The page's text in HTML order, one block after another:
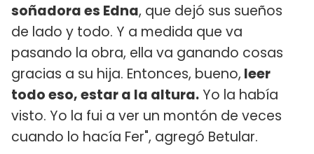
soñadora es Edna, que dejó sus sueños
de lado y todo. Y a medida que va
pasando la obra, ella va ganando cosas
gracias a su hija. Entonces, bueno, leer
todo eso, estar a la altura.Yo la había
visto. Yo la fui a ver un montón de veces
cuando lo hacía Fer", agregó Betular.